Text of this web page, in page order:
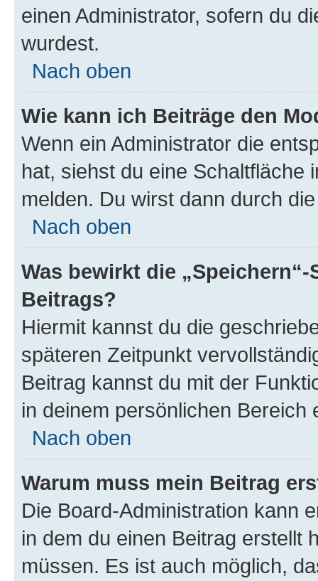
einen Administrator, sofern du
wurdest.
Nach oben
Wie kann ich Beiträge den
Wenn ein Administrator die
hat, siehst du eine Schaltfläche
melden. Du wirst dann durch
Nach oben
Was bewirkt die
Beitrags?
Hiermit kannst du die
späteren Zeitpunkt
Beitrag kannst du mit der
in deinem persönlichen Bereich
Nach oben
Warum muss mein Beitrag
Die Board-Administration kann
in dem du einen Beitrag erstellt
müssen. Es ist auch möglich,